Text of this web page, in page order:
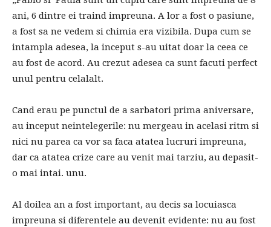
ani, 6 dintre ei traind impreuna. A lor a fost o pasiune,
a fost sa ne vedem si chimia era vizibila. Dupa cum se
intampla adesea, la inceput s-au uitat doar la ceea ce
au fost de acord. Au crezut adesea ca sunt facuti perfect
unul pentru celalalt.
Cand erau pe punctul de a sarbatori prima aniversare,
au inceput neintelegerile: nu mergeau in acelasi ritm si
nici nu parea ca vor sa faca atatea lucruri impreuna,
dar ca atatea crize care au venit mai tarziu, au depasit-
o mai intai. unu.
Al doilea an a fost important, au decis sa locuiasca
impreuna si diferentele au devenit evidente: nu au fost